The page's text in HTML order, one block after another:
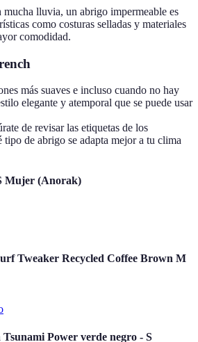
mucha lluvia, un abrigo impermeable es
como costuras selladas y materiales
comodidad.
más suaves e incluso cuando no hay
elegante y atemporal que se puede usar
de revisar las etiquetas de los
tipo de abrigo se adapta mejor a tu clima
Mujer (Anorak)
Tweaker Recycled Coffee Brown M
Power verde negro - S